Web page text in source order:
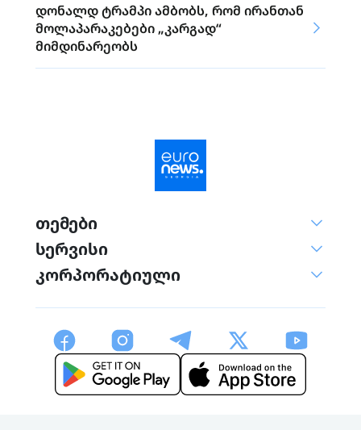
დონალდ ტრამპი ამბობს, რომ ირანთან
მოლაპარაკებები „კარგად“
მიმდინარეობს
თემები
სერვისი
კორპორატიული